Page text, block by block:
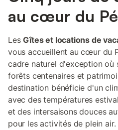
au cœur du
LesGîtes et locations de
vous accueillent au cœur du
cadre naturel d'exception où
forêts centenaires et
destination bénéficie d'un
avec des températures
et des intersaisons douces
pour les activités de plein